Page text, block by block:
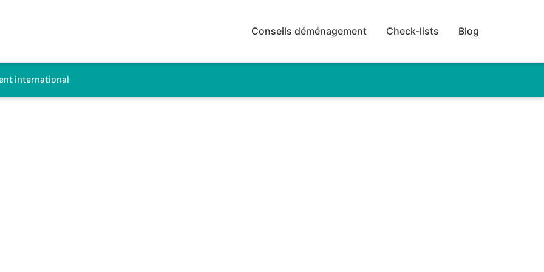
Conseils déménagement Check-lists Blog
international